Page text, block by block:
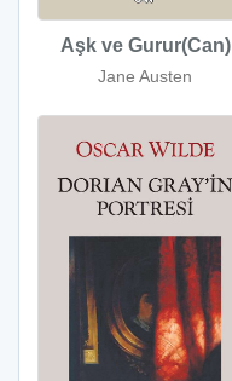
Aşk ve Gurur(Can)
Jane Austen